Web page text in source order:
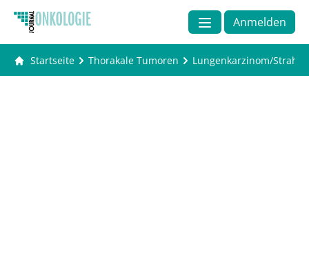
Anmelden
Startseite Thorakale Tumoren Lungenkarzinom/